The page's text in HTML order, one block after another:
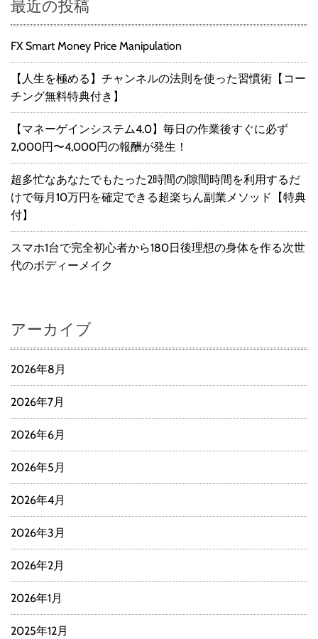
最近の投稿
FX Smart Money Price Manipulation
【人生を極める】チャンネルの法則を使った習慣術【コー
チング無料特典付き】
【マネーゲインシステム4.0】毎日の作業後すぐに必ず
2,000円〜4,000円の報酬が発生！
超多忙なあなたでもたった2時間の隙間時間を利用するだ
けで毎月10万円を確定できる超楽ちん副業メソッド【特典
付】
スマホ1台で完全初心者から180日後理想の身体を作る次世
代のボディーメイク
アーカイブ
2026年8月
2026年7月
2026年6月
2026年5月
2026年4月
2026年3月
2026年2月
2026年1月
2025年12月